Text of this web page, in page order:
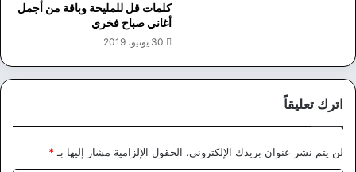
كلمات قل للمليحة وباقة من أجمل
أغاني صباح فخري
30 يونيو، 2019
اترك تعليقاً
لن يتم نشر عنوان بريدك الإلكتروني. الحقول الإلزامية مشار إليها بـ*